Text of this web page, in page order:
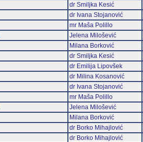
dr Smiljka Kesić
dr Ivana Stojanović
mr Maša Polillo
Jelena Milošević
Milana Borković
dr Smiljka Kesić
dr Emilija Lipovšek
dr Milina Kosanović
dr Ivana Stojanović
mr Maša Polillo
Jelena Milošević
Milana Borković
dr Borko Mihajlović
dr Borko Mihajlović